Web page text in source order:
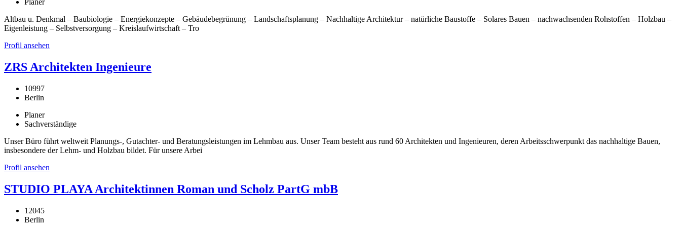
Planer
Altbau u. Denkmal – Baubiologie – Energiekonzepte – Gebäudebegrünung – Landschaftsplanung – Nachhaltige Architektur – natürliche Baustoffe – Solares Bauen – nachwachsenden Rohstoffen – Holzbau –
Eigenleistung – Selbstversorgung – Kreislaufwirtschaft – Tro
Profil ansehen
ZRS Architekten Ingenieure
10997
Berlin
Planer
Sachverständige
Unser Büro führt weltweit Planungs-, Gutachter- und Beratungsleistungen im Lehmbau aus. Unser Team besteht aus rund 60 Architekten und Ingenieuren, deren Arbeitsschwerpunkt das nachhaltige Bauen,
insbesondere der Lehm- und Holzbau bildet. Für unsere Arbei
Profil ansehen
STUDIO PLAYA Architektinnen Roman und Scholz PartG mbB
12045
Berlin